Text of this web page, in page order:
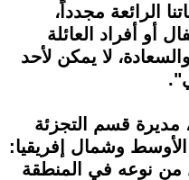
الرائعة مجدداً،
أو أفراد العائلة
لا يمكن لأحد
مديرة قسم التجزئة
وشمال إفريقيا:
من نوعه في المنطقة